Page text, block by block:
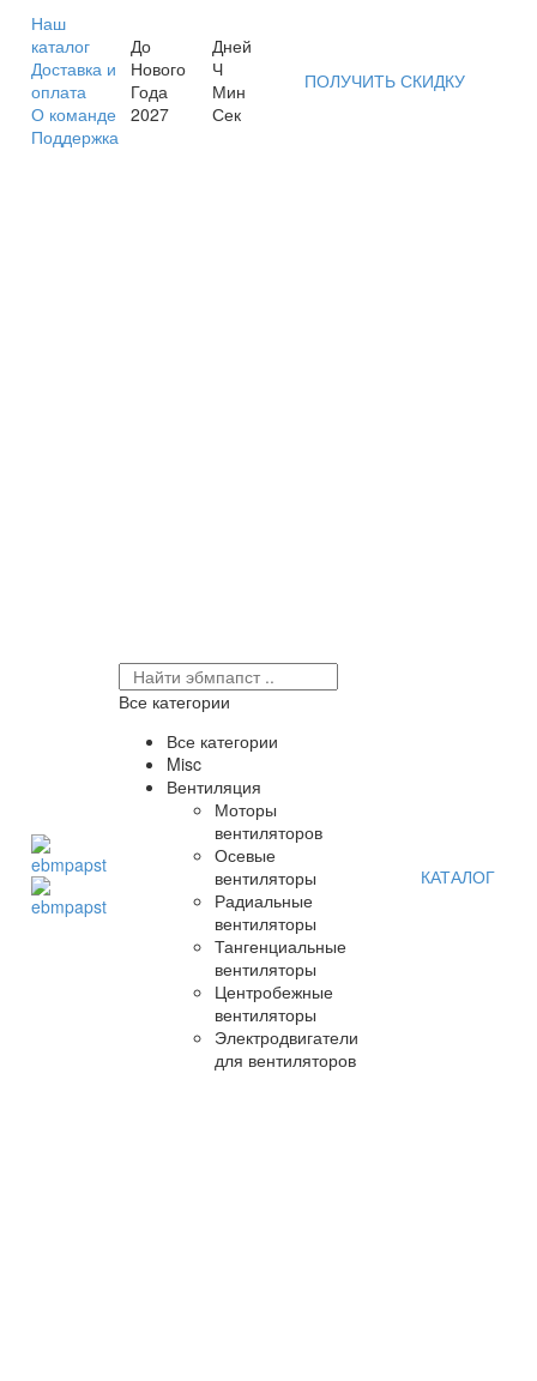
Наш
каталог
Доставка и
оплата
О команде
Поддержка
До
Нового
Года
2027
Дней
Ч
Мин
Сек
ПОЛУЧИТЬ СКИДКУ
Все категории
Все категории
Misc
Вентиляция
Моторы
вентиляторов
Осевые
вентиляторы
Радиальные
вентиляторы
Тангенциальные
вентиляторы
Центробежные
вентиляторы
Электродвигатели
для вентиляторов
КАТАЛОГ